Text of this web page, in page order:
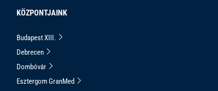
KÖZPONTJAINK
Budapest XIII.
Debrecen
Dombóvár
Esztergom GranMed